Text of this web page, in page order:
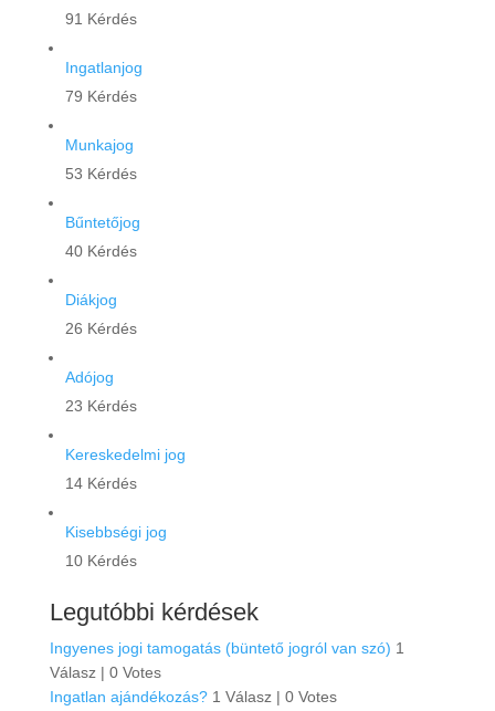
91 Kérdés
Ingatlanjog
79 Kérdés
Munkajog
53 Kérdés
Bűntetőjog
40 Kérdés
Diákjog
26 Kérdés
Adójog
23 Kérdés
Kereskedelmi jog
14 Kérdés
Kisebbségi jog
10 Kérdés
Legutóbbi kérdések
Ingyenes jogi tamogatás (büntető jogról van szó) 1
Válasz | 0 Votes
Ingatlan ajándékozás? 1 Válasz | 0 Votes